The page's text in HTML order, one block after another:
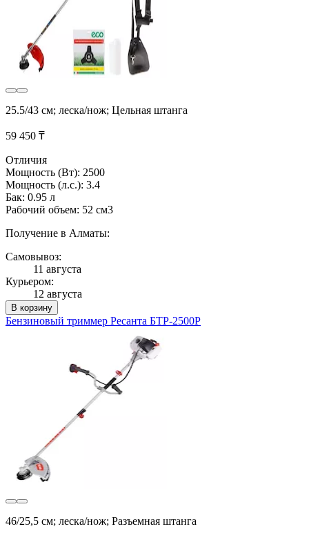
25.5/43 см; леска/нож; Цельная штанга
59 450 ₸
Отличия
Мощность (Вт): 2500
Мощность (л.с.): 3.4
Бак: 0.95 л
Рабочий объем: 52 см3
Получение в Алматы:
Самовывоз:
11 августа
Курьером:
12 августа
В корзину
Бензиновый триммер Ресанта БТР-2500Р
46/25,5 см; леска/нож; Разъемная штанга